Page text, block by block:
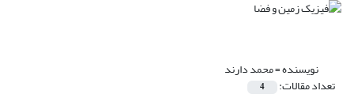
نویسنده =محمد دارند
تعداد مقالات: 4